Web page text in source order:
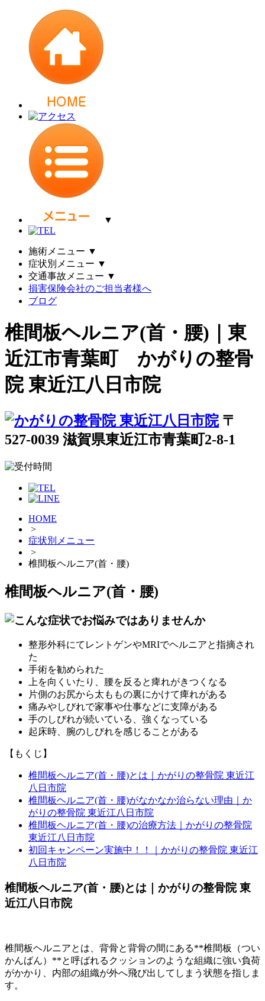
▼
施術メニュー ▼
症状別メニュー ▼
交通事故メニュー ▼
損害保険会社のご担当者様へ
ブログ
椎間板ヘルニア(首・腰)｜東
近江市青葉町 かがりの整骨
院 東近江八日市院
〒
527-0039 滋賀県東近江市青葉町2-8-1
HOME
>
症状別メニュー
>
椎間板ヘルニア(首・腰)
椎間板ヘルニア(首・腰)
整形外科にてレントゲンやMRIでヘルニアと指摘され
た
手術を勧められた
上を向くいたり、腰を反ると痺れがきつくなる
片側のお尻から太ももの裏にかけて痺れがある
痛みやしびれで家事や仕事などに支障がある
手のしびれが続いている、強くなっている
起床時、腕のしびれを感じることがある
【もくじ】
椎間板ヘルニア(首・腰)とは｜かがりの整骨院 東近江
八日市院
椎間板ヘルニア(首・腰)がなかなか治らない理由｜か
がりの整骨院 東近江八日市院
椎間板ヘルニア(首・腰)の治療方法｜かがりの整骨院
東近江八日市院
初回キャンペーン実施中！！｜かがりの整骨院 東近江
八日市院
椎間板ヘルニア(首・腰)とは｜かがりの整骨院 東
近江八日市院
椎間板ヘルニアとは、背骨と背骨の間にある**椎間板（つい
かんばん）**と呼ばれるクッションのような組織に強い負荷
がかかり、内部の組織が外へ飛び出してしまう状態を指しま
す。